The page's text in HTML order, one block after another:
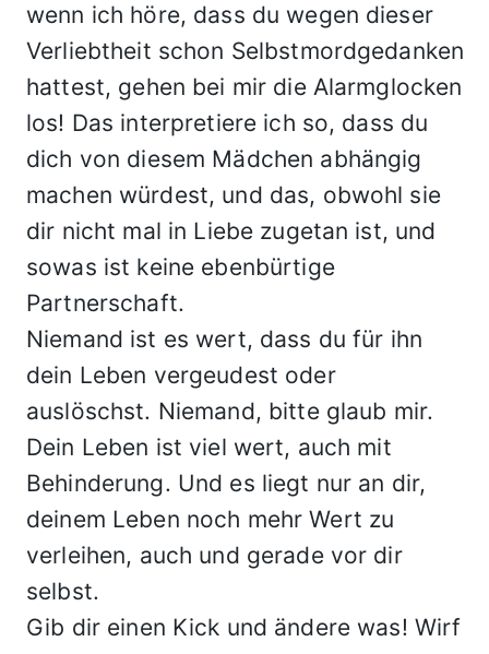
wenn ich höre, dass du wegen dieser
Verliebtheit schon Selbstmordgedanken
hattest, gehen bei mir die Alarmglocken
los! Das interpretiere ich so, dass du
dich von diesem Mädchen abhängig
machen würdest, und das, obwohl sie
dir nicht mal in Liebe zugetan ist, und
sowas ist keine ebenbürtige
Partnerschaft.
Niemand ist es wert, dass du für ihn
dein Leben vergeudest oder
auslöschst. Niemand, bitte glaub mir.
Dein Leben ist viel wert, auch mit
Behinderung. Und es liegt nur an dir,
deinem Leben noch mehr Wert zu
verleihen, auch und gerade vor dir
selbst.
Gib dir einen Kick und ändere was! Wirf